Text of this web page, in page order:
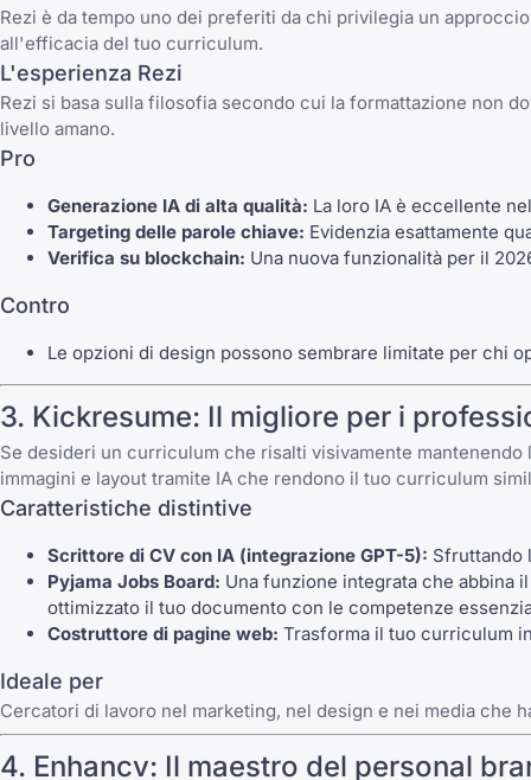
Rezi è da tempo uno dei preferiti da chi privilegia un
all'efficacia del tuo curriculum.
L'esperienza Rezi
Rezi si basa sulla filosofia secondo cui la formattazione non
livello amano.
Pro
Generazione IA di alta qualità: La loro IA è eccellente
Targeting delle parole chiave: Evidenzia esattamente
Verifica su blockchain: Una nuova funzionalità per il
Contro
Le opzioni di design possono sembrare limitate per chi
3. Kickresume: Il migliore per i
Se desideri un curriculum che risalti visivamente
immagini e layout tramite IA che rendono il tuo curriculum
Caratteristiche distintive
Scrittore di CV con IA (integrazione GPT-5): Sfruttando
Pyjama Jobs Board: Una funzione integrata che
ottimizzato il tuo documento con le competenze
Costruttore di pagine web: Trasforma il tuo curriculum
Ideale per
Cercatori di lavoro nel marketing, nel design e nei media che
4. Enhancv: Il maestro del personal